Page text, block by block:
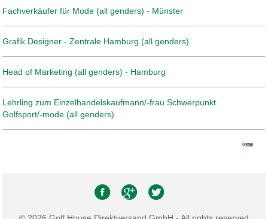
Fachverkäufer für Mode (all genders) - Münster
Grafik Designer - Zentrale Hamburg (all genders)
Head of Marketing (all genders) - Hamburg
Lehrling zum Einzelhandelskaufmann/-frau Schwerpunkt
Golfsport/-mode (all genders)